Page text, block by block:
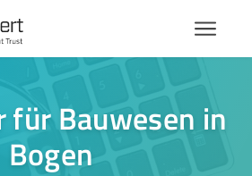
für Bauwesen in
Bogen